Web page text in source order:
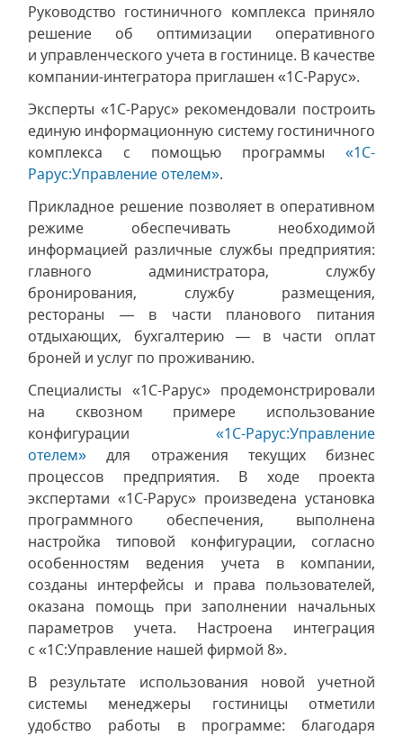
Руководство гостиничного комплекса приняло
решение об оптимизации оперативного
и управленческого учета в гостинице. В качестве
компании-интегратора приглашен «1С-Рарус».
Эксперты «1С-Рарус» рекомендовали построить
единую информационную систему гостиничного
комплекса с помощью программы «1С-
Рарус:Управление отелем».
Прикладное решение позволяет в оперативном
режиме обеспечивать необходимой
информацией различные службы предприятия:
главного администратора, службу
бронирования, службу размещения,
рестораны — в части планового питания
отдыхающих, бухгалтерию — в части оплат
броней и услуг по проживанию.
Специалисты «1С-Рарус» продемонстрировали
на сквозном примере использование
конфигурации «1С-Рарус:Управление
отелем» для отражения текущих бизнес
процессов предприятия. В ходе проекта
экспертами «1С-Рарус» произведена установка
программного обеспечения, выполнена
настройка типовой конфигурации, согласно
особенностям ведения учета в компании,
созданы интерфейсы и права пользователей,
оказана помощь при заполнении начальных
параметров учета. Настроена интеграция
с «1С:Управление нашей фирмой 8».
В результате использования новой учетной
системы менеджеры гостиницы отметили
удобство работы в программе: благодаря